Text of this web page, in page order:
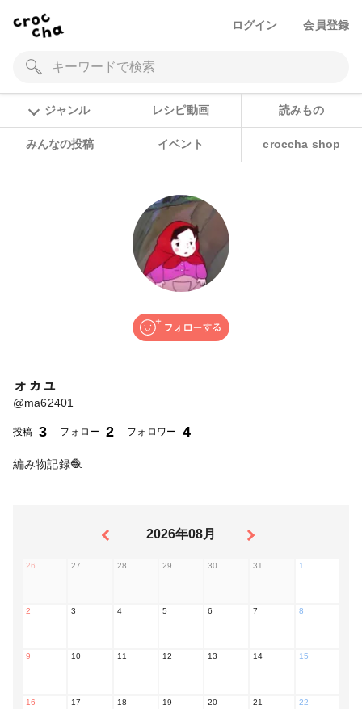
ログイン 会員登録
ジャンル レシピ動画 読みもの
みんなの投稿 イベント croccha shop
ォヵュ
@ma62401
投稿 3 フォロー 2 フォロワー 4
編み物記録🧶
2026年08月
26 27 28 29 30 31 1
2 3 4 5 6 7 8
9 10 11 12 13 14 15
16 17 18 19 20 21 22